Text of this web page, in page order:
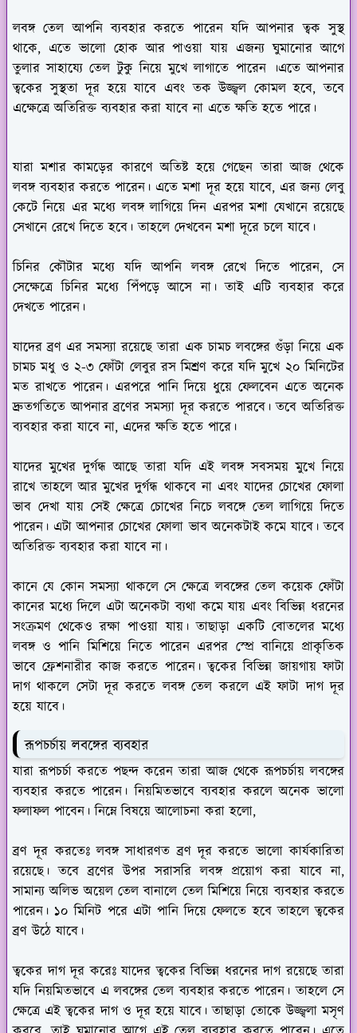
লবঙ্গ তেল আপনি ব্যবহার করতে পারেন যদি আপনার ত্বক সুস্থ
থাকে, এতে ভালো হোক আর পাওয়া যায় এজন্য ঘুমানোর আগে
তুলার সাহায্যে তেল টুকু নিয়ে মুখে লাগাতে পারেন ।এতে আপনার
ত্বকের সুস্থতা দূর হয়ে যাবে এবং তক উজ্জ্বল কোমল হবে, তবে
এক্ষেত্রে অতিরিক্ত ব্যবহার করা যাবে না এতে ক্ষতি হতে পারে।
যারা মশার কামড়ের কারণে অতিষ্ট হয়ে গেছেন তারা আজ থেকে
লবঙ্গ ব্যবহার করতে পারেন। এতে মশা দূর হয়ে যাবে, এর জন্য লেবু
কেটে নিয়ে এর মধ্যে লবঙ্গ লাগিয়ে দিন এরপর মশা যেখানে রয়েছে
সেখানে রেখে দিতে হবে। তাহলে দেখবেন মশা দূরে চলে যাবে।
চিনির কৌটার মধ্যে যদি আপনি লবঙ্গ রেখে দিতে পারেন, সে
সেক্ষেত্রে চিনির মধ্যে পিঁপড়ে আসে না। তাই এটি ব্যবহার করে
দেখতে পারেন।
যাদের ব্রণ এর সমস্যা রয়েছে তারা এক চামচ লবঙ্গের গুঁড়া নিয়ে এক
চামচ মধু ও ২-৩ ফোঁটা লেবুর রস মিশ্রণ করে যদি মুখে ২০ মিনিটের
মত রাখতে পারেন। এরপরে পানি দিয়ে ধুয়ে ফেলবেন এতে অনেক
দ্রুতগতিতে আপনার ব্রণের সমস্যা দূর করতে পারবে। তবে অতিরিক্ত
ব্যবহার করা যাবে না, এদের ক্ষতি হতে পারে।
যাদের মুখের দুর্গন্ধ আছে তারা যদি এই লবঙ্গ সবসময় মুখে নিয়ে
রাখে তাহলে আর মুখের দুর্গন্ধ থাকবে না এবং যাদের চোখের ফোলা
ভাব দেখা যায় সেই ক্ষেত্রে চোখের নিচে লবঙ্গে তেল লাগিয়ে দিতে
পারেন। এটা আপনার চোখের ফোলা ভাব অনেকটাই কমে যাবে। তবে
অতিরিক্ত ব্যবহার করা যাবে না।
কানে যে কোন সমস্যা থাকলে সে ক্ষেত্রে লবঙ্গের তেল কয়েক ফোঁটা
কানের মধ্যে দিলে এটা অনেকটা ব্যথা কমে যায় এবং বিভিন্ন ধরনের
সংক্রমণ থেকেও রক্ষা পাওয়া যায়। তাছাড়া একটি বোতলের মধ্যে
লবঙ্গ ও পানি মিশিয়ে নিতে পারেন এরপর স্প্রে বানিয়ে প্রাকৃতিক
ভাবে ফ্রেশনারীর কাজ করতে পারেন। ত্বকের বিভিন্ন জায়গায় ফাটা
দাগ থাকলে সেটা দূর করতে লবঙ্গ তেল করলে এই ফাটা দাগ দূর
হয়ে যাবে।
রূপচর্চায় লবঙ্গের ব্যবহার
যারা রূপচর্চা করতে পছন্দ করেন তারা আজ থেকে রূপচর্চায় লবঙ্গের
ব্যবহার করতে পারেন। নিয়মিতভাবে ব্যবহার করলে অনেক ভালো
ফলাফল পাবেন। নিম্নে বিষয়ে আলোচনা করা হলো,
ব্রণ দূর করতেঃলবঙ্গ সাধারণত ব্রণ দূর করতে ভালো কার্যকারিতা
রয়েছে। তবে ব্রণের উপর সরাসরি লবঙ্গ প্রয়োগ করা যাবে না,
সামান্য অলিভ অয়েল তেল বানালে তেল মিশিয়ে নিয়ে ব্যবহার করতে
পারেন। ১০ মিনিট পরে এটা পানি দিয়ে ফেলতে হবে তাহলে ত্বকের
ব্রণ উঠে যাবে।
ত্বকের দাগ দূর করেঃযাদের ত্বকের বিভিন্ন ধরনের দাগ রয়েছে তারা
যদি নিয়মিতভাবে এ লবঙ্গের তেল ব্যবহার করতে পারেন। তাহলে সে
ক্ষেত্রে এই ত্বকের দাগ ও দূর হয়ে যাবে। তাছাড়া তোকে উজ্জ্বলা মসৃণ